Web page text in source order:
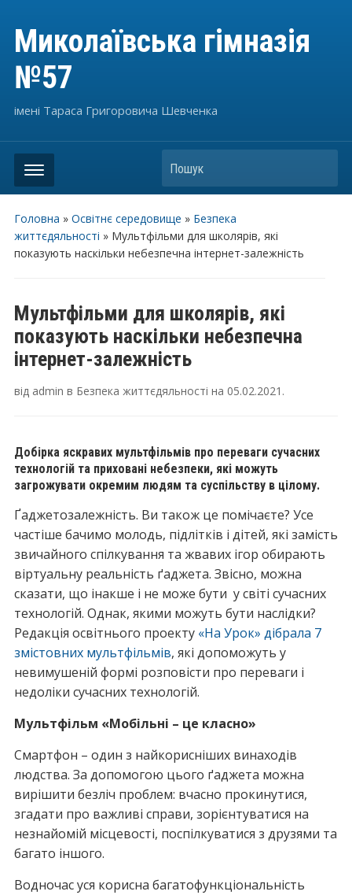
Миколаївська гімназія
№57
імені Тараса Григоровича Шевченка
Пошук
Головна » Освітнє середовище » Безпека
життєдяльності » Мультфільми для школярів, які
показують наскільки небезпечна інтернет-залежність
Мультфільми для школярів, які
показують наскільки небезпечна
інтернет-залежність
від admin в Безпека життєдяльності на 05.02.2021 .
Добірка яскравих мультфільмів про переваги сучасних
технологій та приховані небезпеки, які можуть
загрожувати окремим людям та суспільству в цілому.
Ґаджетозалежність. Ви також це помічаєте? Усе
частіше бачимо молодь, підлітків і дітей, які замість
звичайного спілкування та жвавих ігор обирають
віртуальну реальність ґаджета. Звісно, можна
сказати, що інакше і не може бути у світі сучасних
технологій. Однак, якими можуть бути наслідки?
Редакція освітнього проекту «На Урок» дібрала 7
змістовних мультфільмів, які допоможуть у
невимушеній формі розповісти про переваги і
недоліки сучасних технологій.
Мультфільм «Мобільні – це класно»
Смартфон – один з найкорисніших винаходів
людства. За допомогою цього ґаджета можна
вирішити безліч проблем: вчасно прокинутися,
згадати про важливі справи, зорієнтуватися на
незнайомій місцевості, поспілкуватися з друзями та
багато іншого.
Водночас уся корисна багатофункціональність